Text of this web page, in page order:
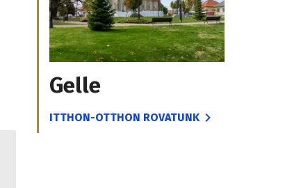
Gelle
ITTHON-OTTHON ROVATUNK